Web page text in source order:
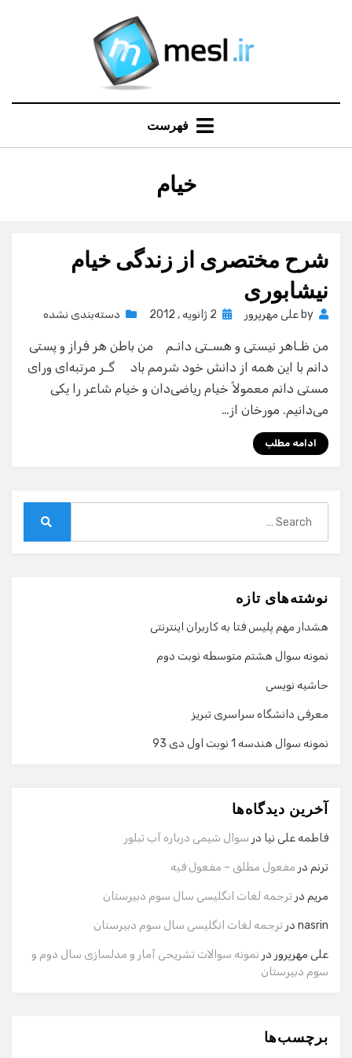
فهرست
برچسب
:
خیام
شرح مختصری از زندگی خیام
نیشابوری
by علی مهرپرور
Posted
2 ژانویه , 2012 دسته‌بندی نشده
من ظـاهر نیستی و هسـتی دانـم من باطن هر فراز و پستی
دانم با این همه از دانش خود شرمم باد گـر مرتبه‌ای ورای
مستی دانم معمولاً خیام ریاضی‌دان و خیام شاعر را یکی
می‌دانیم. مورخان از…
ادامه مطلب
نوشته‌های تازه
هشدار مهم پلیس فتا به کاربران اینترنتی
نمونه سوال هشتم متوسطه نوبت دوم
حاشیه نویسی
معرفی دانشگاه سراسری تبریز
نمونه سوال هندسه 1 نوبت اول دی 93
آخرین دیدگاه‌ها
فاطمه علی نیا در سوال شیمی درباره آب تبلور
ترنم در مفعول مطلق – مفعول فیه
مریم در ترجمه لغات انگلیسی سال سوم دبیرستان
nasrin در ترجمه لغات انگلیسی سال سوم دبیرستان
علی مهرپرور در نمونه سوالات تشریحی آمار و مدلسازی سال دوم و
سوم دبیرستان
برچسب‌ها
گفت‌وگو با دستیار هوشمند
سلام! برای شروع گفت‌وگو لطفاً شماره تماس یا ایمیل خود را
وارد کنید.
ایمیل